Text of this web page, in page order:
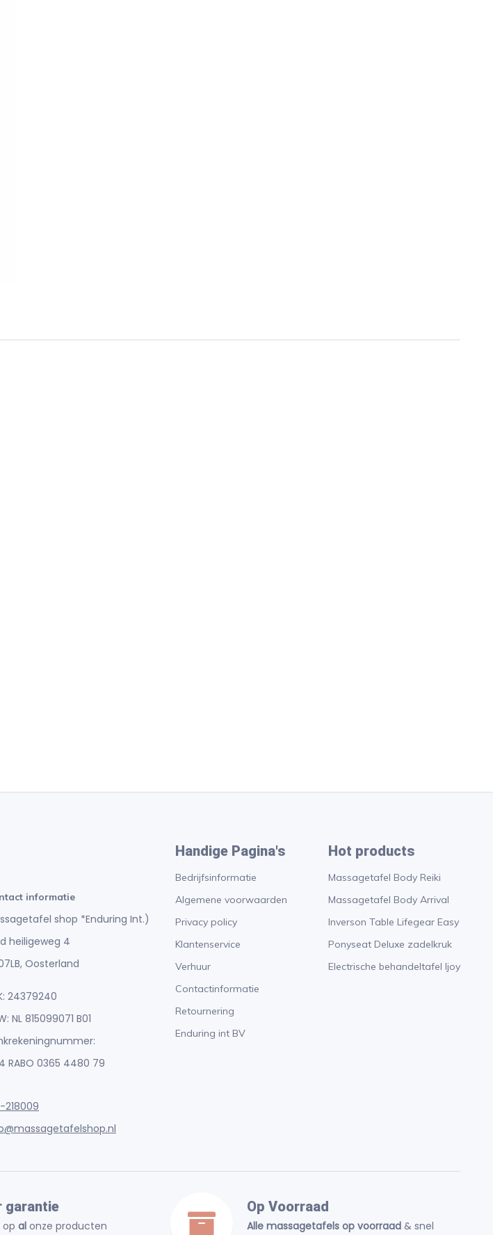
informatie
shop *Enduring Int.)
heiligeweg 4
Oosterland
24379240
NL 815099071 B01
RABO 0365 4480 79
218009
Handige Pagina's
Bedrijfsinformatie
Algemene voorwaarden
Privacy policy
Klantenservice
Verhuur
Contactinformatie
Retournering
Enduring int BV
Hot products
Massagetafel Body Reiki
Massagetafel Body Arrival
Inverson Table Lifegear Easy
Ponyseat Deluxe zadelkruk
Electrische behandeltafel Ijoy
garantie
op alonze producten
Op Voorraad
Alle massagetafels op voorraad & snel